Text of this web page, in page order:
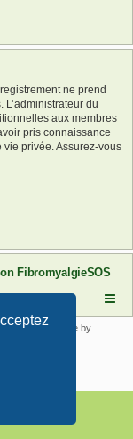
ne prend
du
aux membres
pris connaissance
privée. Assurez-vous
FibromyalgieSOS
| SE Square by